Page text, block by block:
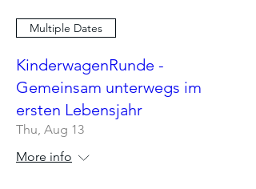
Multiple Dates
KinderwagenRunde -
Gemeinsam unterwegs im
ersten Lebensjahr
Thu, Aug 13
More info